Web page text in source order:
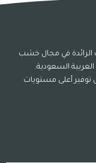
في مجال خشب
السعودية.
دائمًا على توفير أعلى مستويات